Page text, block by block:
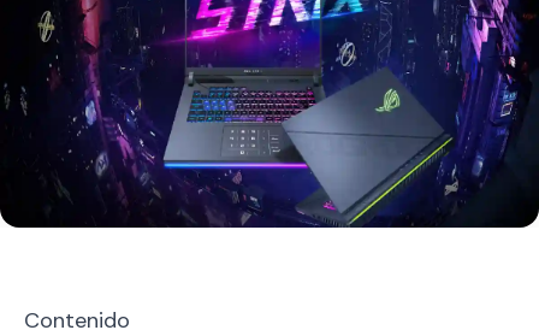
Contenido